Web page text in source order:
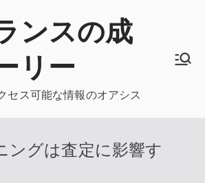
ンスの成
リー
セス可能な情報のオアシス
ングは査定に影響す